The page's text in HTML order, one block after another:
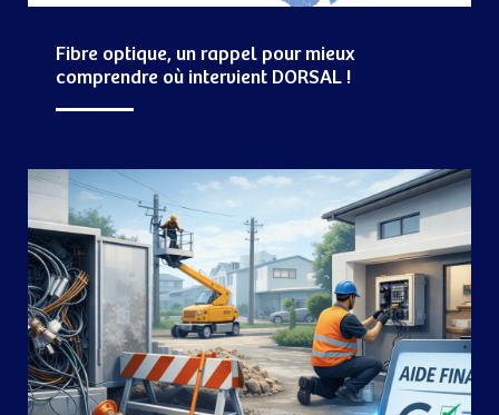
Fibre optique, un rappel pour mieux
comprendre où intervient DORSAL !